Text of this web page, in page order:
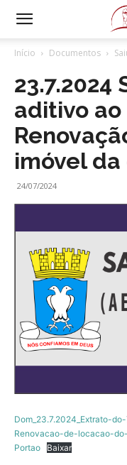
Início Documentos
aditivo
imóvel da
24/07/2024
Dom_23.7.2024_Extrato-
Renovacao-de-locacao-
Portao
Baixar